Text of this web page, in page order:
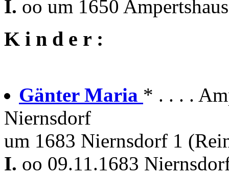
I. oo um 1650
K i n d e r :
Gänter Maria * . . . .
Niernsdorf
um 1683 Niernsdorf 1
I. oo 09.11.1683